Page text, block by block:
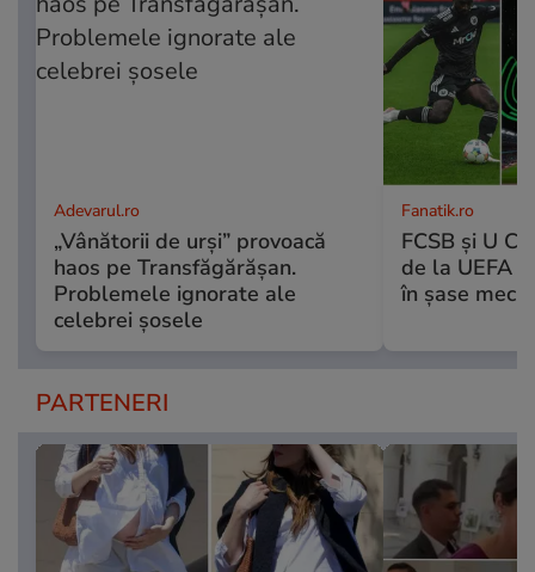
Adevarul.ro
„Vânătorii de urși” provoacă
haos pe Transfăgărășan.
Problemele ignorate ale
celebrei șosele
Fanatik.ro
FCSB și U
de la UEFA
în șase
PARTENERI